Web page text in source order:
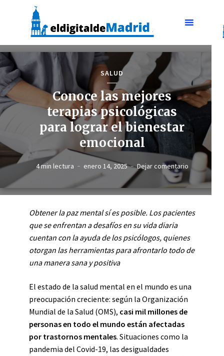
SALUD
Conoce las mejores
terapias psicológicas
para lograr el bienestar
emocional
4 min lectura enero 14, 2025 Dejar comentario
Obtener la paz mental sí es posible. Los pacientes
que se enfrentan a desafíos en su vida diaria
cuentan con la ayuda de los psicólogos, quienes
otorgan las herramientas para afrontarlo todo de
una manera sana y positiva
El estado de la salud mental en el mundo es una
preocupación creciente: según la Organización
Mundial de la Salud (OMS), casi mil millones de
personas en todo el mundo están afectadas
por trastornos mentales. Situaciones como la
pandemia del Covid-19, las desigualdades